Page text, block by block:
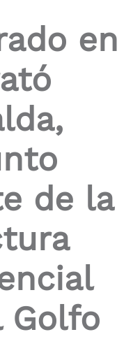
en
de la
Golfo